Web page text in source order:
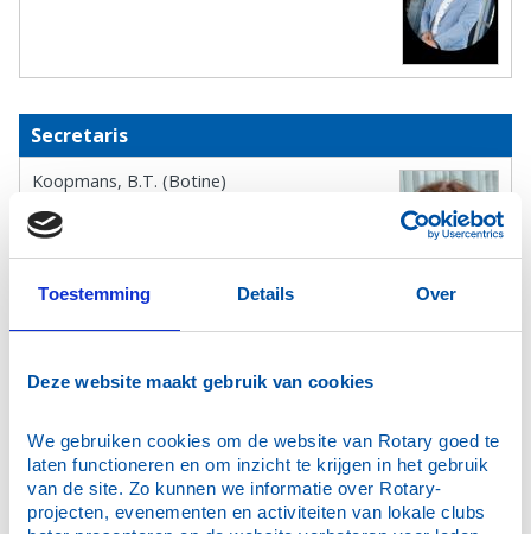
Toestemming Details Over
Deze website maakt gebruik van cookies
We gebruiken cookies om de website van Rotary goed te
laten functioneren en om inzicht te krijgen in het gebruik
van de site. Zo kunnen we informatie over Rotary-
projecten, evenementen en activiteiten van lokale clubs
Secretaris
Koopmans, B.T. (Botine)